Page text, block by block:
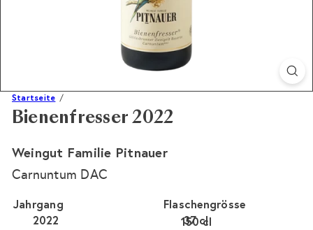
Startseite
Bienenfresser 2022
Weingut Familie Pitnauer
Carnuntum DAC
Flaschengrösse
37 cl
150 cl
Jahrgang
2022